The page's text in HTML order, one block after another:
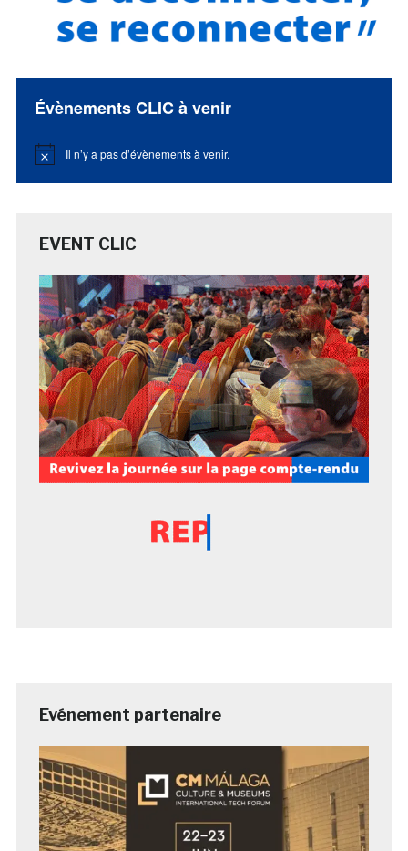
Évènements CLIC à venir
Notice Il n’y a pas d’évènements à venir.
EVENT CLIC
Evénement partenaire